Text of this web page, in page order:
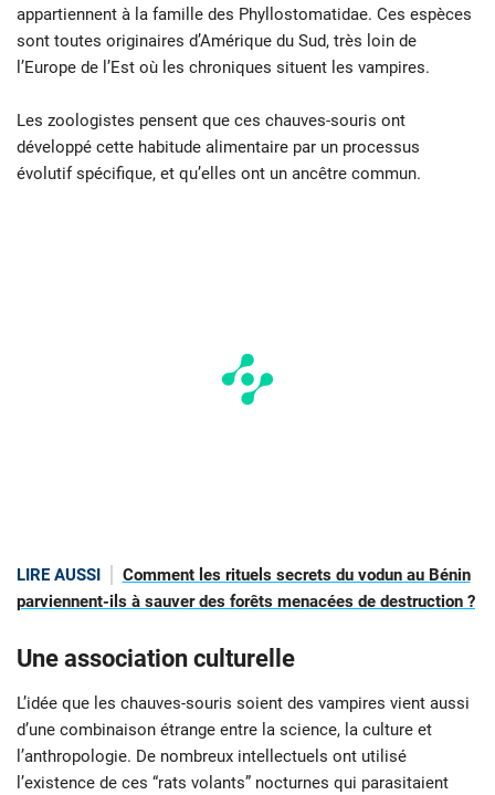
appartiennent à la famille des Phyllostomatidae. Ces espèces
sont toutes originaires d’Amérique du Sud, très loin de
l’Europe de l’Est où les chroniques situent les vampires.
Les zoologistes pensent que ces chauves-souris ont
développé cette habitude alimentaire par un processus
évolutif spécifique, et qu’elles ont un ancêtre commun.
LIRE AUSSI
Comment les rituels secrets du vodun au Bénin
parviennent-ils à sauver des forêts menacées de destruction ?
Une association culturelle
L’idée que les chauves-souris soient des vampires vient aussi
d’une combinaison étrange entre la science, la culture et
l’anthropologie. De nombreux intellectuels ont utilisé
l’existence de ces “rats volants” nocturnes qui parasitaient